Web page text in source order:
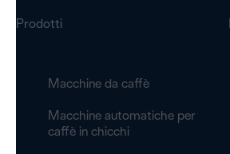
Prodotti
Macchine da caffè
Macchine automatiche per
caffè in chicchi